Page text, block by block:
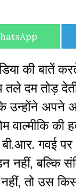
की बातें
तले दम तोड़
अपने
की
गवई
नहीं, बल्कि
तो उस